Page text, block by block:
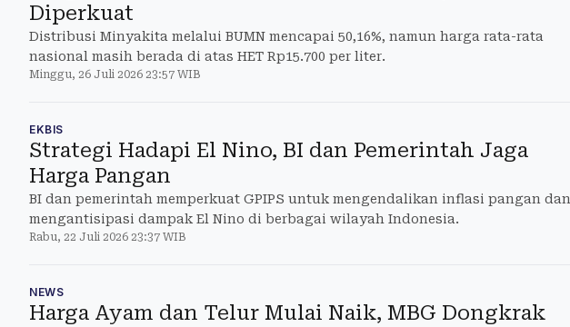
Diperkuat
Distribusi Minyakita melalui BUMN mencapai 50,16%, namun harga rata-rata
nasional masih berada di atas HET Rp15.700 per liter.
Minggu, 26 Juli 2026 23:57 WIB
EKBIS
Strategi Hadapi El Nino, BI dan Pemerintah Jaga
Harga Pangan
BI dan pemerintah memperkuat GPIPS untuk mengendalikan inflasi pangan dan
mengantisipasi dampak El Nino di berbagai wilayah Indonesia.
Rabu, 22 Juli 2026 23:37 WIB
NEWS
Harga Ayam dan Telur Mulai Naik, MBG Dongkrak